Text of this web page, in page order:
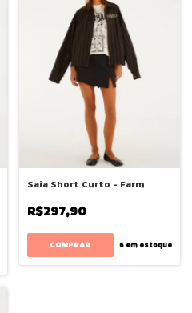
Saia Short Curto - Farm
R$297,90
COMPRAR 6 em estoque